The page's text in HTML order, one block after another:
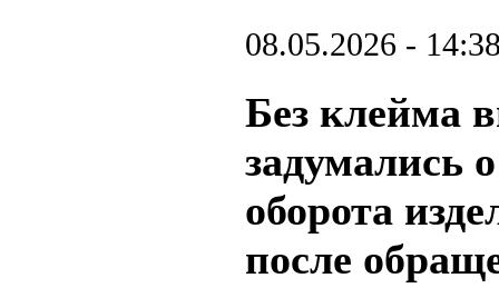
08.05.2026 -
Без клейма
задумались
оборота
после